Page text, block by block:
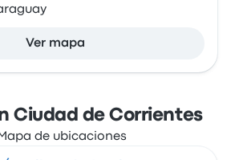
Ver mapa
Ciudad de Corrientes